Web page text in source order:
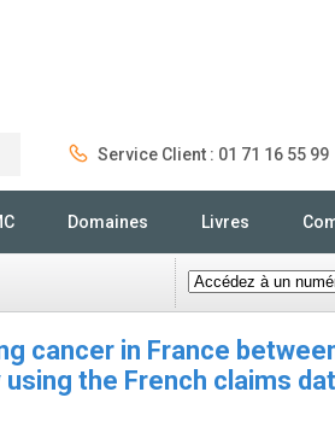
Service Client : 01 71 16 55 99
Domaines Livres
cancer in France
the French claims